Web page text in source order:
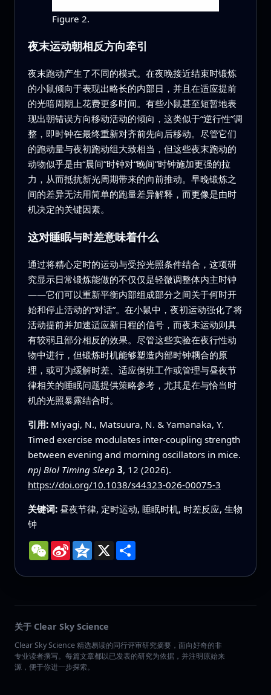
Figure 2.
夜末运动朝相反方向牵引
夜末跑动产生了不同的模式。在夜晚接近结束时锻炼
的小鼠倾向于表现出略长的内部日，并且在适应提前
的光暗周期上花费更多时间。有些小鼠甚至短暂地表
现出朝错误方向移动活动的倾向，这类似于“逆行性”调
整，即时钟在最终重新对齐前先向后移动。尽管它们
的跑动量与夜初跑动组大致相当，但这些夜末跑动的
动物似乎是由“晨间”时钟对“晚间”时钟施加更强的拉
力，从而抵抗新光周期带来的向前推动。早晚锻炼之
间的差异无法用简单的跑量差异解释，而更像是由时
机决定的关键因素。
这对睡眠与时差意味着什么
通过将精心定时的运动与受控光照条件结合，这项研
究显示日常锻炼能做的不仅仅是轻微调整体内主时钟
——它们可以重新平衡内部组成部分之间关于何时开
始和停止活动的“对话”。在小鼠中，夜初运动强化了将
活动提前并加速适应新日程的信号，而夜末运动则具
有较弱且部分相反的效果。尽管这些实验在夜行性动
物中进行，但锻炼时机能够塑造内部时钟耦合的原
理，或可为缓解时差、适应倒班工作或管理与昼夜节
律相关的睡眠问题提供策略参考，尤其是在与恰当时
机的光照暴露结合时。
引用: Miyagi, N., Matsuura, N. & Yamanaka, Y.
Timed exercise modulates inter-coupling strength
between evening and morning oscillators in mice.
npj Biol Timing Sleep 3, 12 (2026).
https://doi.org/10.1038/s44323-026-00075-3
关键词: 昼夜节律, 定时运动, 睡眠时机, 时差反应, 生物
钟
WeChat
Sina
Weibo
Qzone
X 分
享
关于 Clear Sky Science
Clear Sky Science 精选易读的同行评审研究摘要，面向好奇的非
专业读者撰写。每篇文章都以已发表的研究为依据，并注明原始来
源，便于你进一步探索。